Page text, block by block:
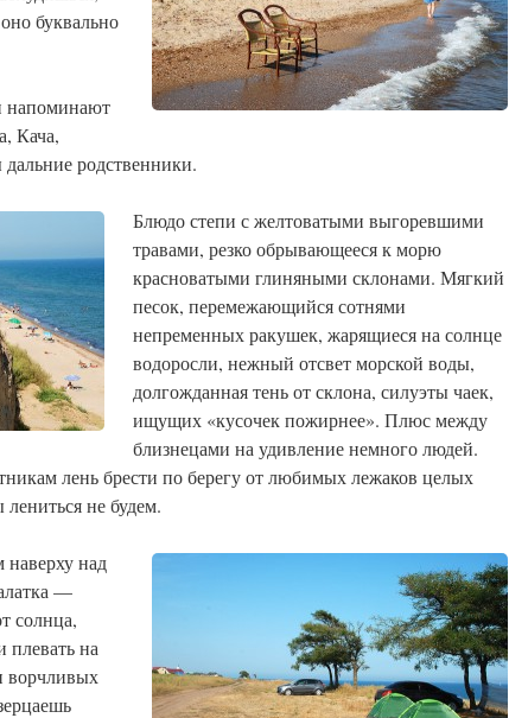
буквально
напоминают
Кача,
родственники.
Блюдо степи с желтоватыми выгоревшими
травами, резко обрывающееся к морю
красноватыми глиняными склонами. Мягкий
песок, перемежающийся сотнями
непременных ракушек, жарящиеся на солнце
водоросли, нежный отсвет морской воды,
долгожданная тень от склона, силуэты чаек,
ищущих «кусочек пожирнее». Плюс между
близнецами на удивление немного людей.
лень брести по берегу от любимых лежаков целых
не будем.
наверху над
—
солнца,
плевать на
ворчливых